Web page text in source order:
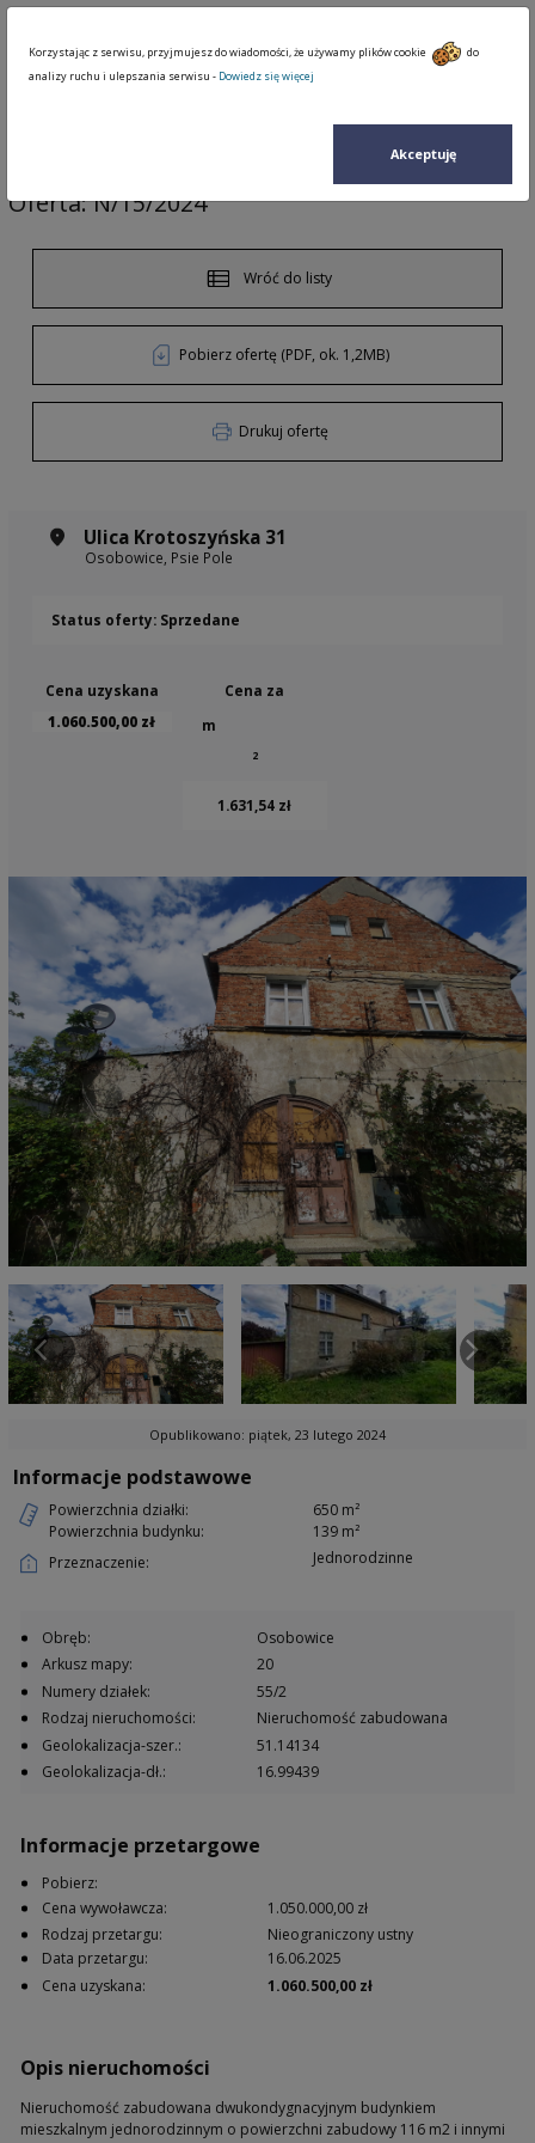
Oferta: N/15/2024
Oferta: N/15/2024
Wróć do listy
Pobierz ofertę (PDF, ok. 1,2MB)
Drukuj ofertę
Ulica Krotoszyńska 31
Osobowice, Psie Pole
Status oferty: Sprzedane
Cena uzyskana
1.060.500,00 zł
Cena za
m
2
1.631,54 zł
Opublikowano: piątek, 23 lutego 2024
Informacje podstawowe
Powierzchnia działki:
Powierzchnia budynku:
650 m²
139 m²
Przeznaczenie:
Jednorodzinne
Obręb:
Osobowice
Arkusz mapy:
20
Numery działek:
55/2
Rodzaj nieruchomości:
Nieruchomość zabudowana
Geolokalizacja-szer.:
51.14134
Geolokalizacja-dł.:
16.99439
Informacje przetargowe
Pobierz:
Cena wywoławcza:
1.050.000,00 zł
Rodzaj przetargu:
Nieograniczony ustny
Data przetargu:
16.06.2025
Cena uzyskana:
1.060.500,00 zł
Opis nieruchomości
Nieruchomość zabudowana dwukondygnacyjnym budynkiem
mieszkalnym jednorodzinnym o powierzchni zabudowy 116 m2 i innymi
Korzystając z serwisu, przyjmujesz do wiadomości, że używamy plików cookie
do
analizy ruchu i ulepszania serwisu - Dowiedz się więcej
Akceptuję